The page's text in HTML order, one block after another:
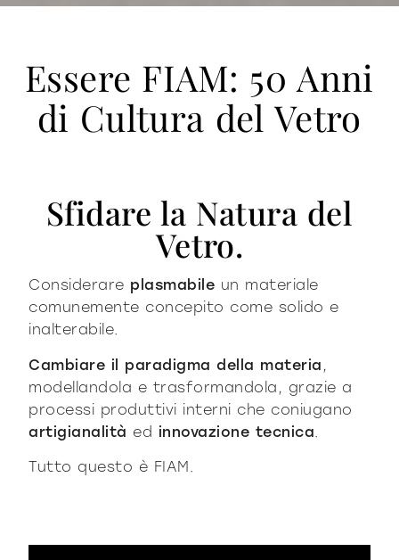
Essere FIAM: 50 Anni
di Cultura del Vetro
Sfidare la Natura del
Vetro.
Considerare plasmabile un materiale
comunemente concepito come solido e
inalterabile.
Cambiare il paradigma della materia ,
modellandola e trasformandola, grazie a
processi produttivi interni che coniugano
artigianalità ed innovazione tecnica.
Tutto questo è FIAM.